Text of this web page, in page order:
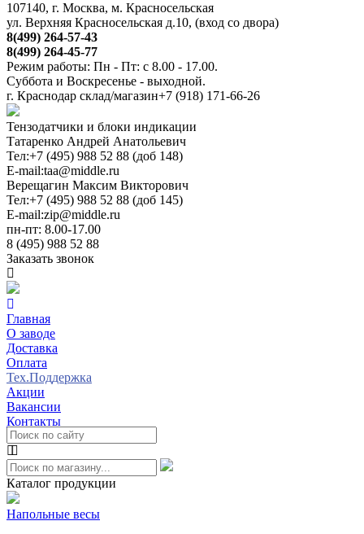
107140, г. Москва, м. Красносельская
ул. Верхняя Красносельская д.10, (вход со двора)
8(499) 264-57-43
8(499) 264-45-77
Режим работы: Пн - Пт: с 8.00 - 17.00.
Суббота и Воскресенье - выходной.
г. Краснодар склад/магазин+7 (918) 171-66-26
Тензодатчики и блоки индикации
Татаренко Андрей Анатольевич
Тел:+7 (495) 988 52 88 (доб 148)
E-mail:taa@middle.ru
Верещагин Максим Викторович
Тел:+7 (495) 988 52 88 (доб 145)
E-mail:zip@middle.ru
пн-пт: 8.00-17.00
8 (495) 988 52 88
Заказать звонок
Главная
О заводе
Доставка
Оплата
Тех.Поддержка
Акции
Вакансии
Контакты
Каталог продукции
Напольные весы